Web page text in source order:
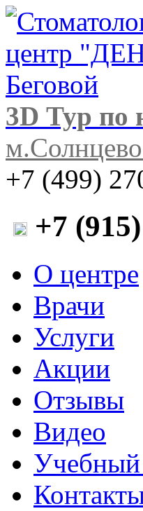
3D Тур по
м.Солнцево
+7 (499)
+7
О центре
Врачи
Услуги
Акции
Отзывы
Видео
Учебный